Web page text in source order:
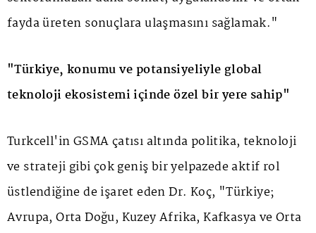
fayda üreten sonuçlara ulaşmasını sağlamak."
"Türkiye, konumu ve potansiyeliyle global
teknoloji ekosistemi içinde özel bir yere sahip"
Turkcell'in GSMA çatısı altında politika, teknoloji
ve strateji gibi çok geniş bir yelpazede aktif rol
üstlendiğine de işaret eden Dr. Koç, "Türkiye;
Avrupa, Orta Doğu, Kuzey Afrika, Kafkasya ve Orta